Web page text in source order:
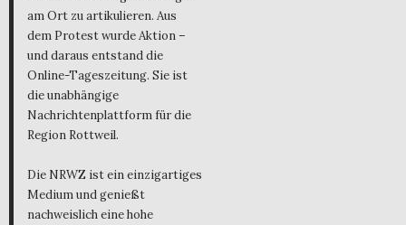
am Ort zu artikulieren. Aus
dem Protest wurde Aktion –
und daraus entstand die
Online-Tageszeitung. Sie ist
die unabhängige
Nachrichtenplattform für die
Region Rottweil.
Die NRWZ ist ein einzigartiges
Medium und genießt
nachweislich eine hohe